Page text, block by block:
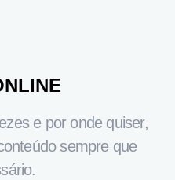
e por onde quiser,
sempre que